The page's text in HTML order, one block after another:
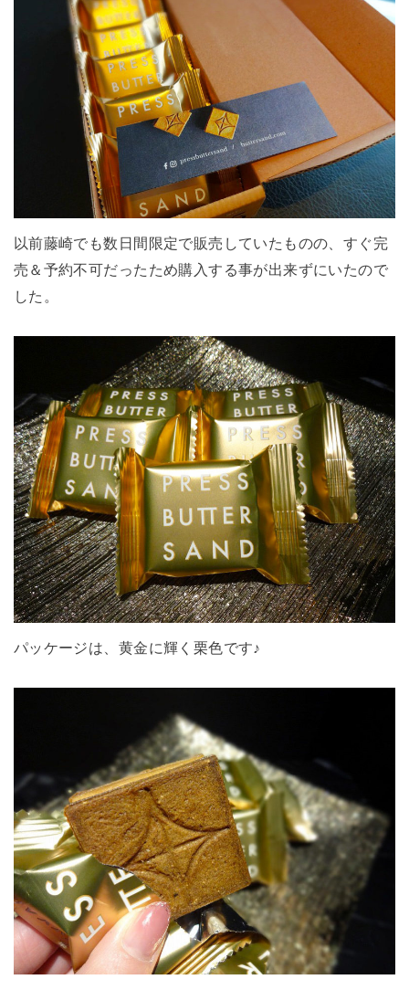
以前藤崎でも数日間限定で販売していたものの、すぐ完
売＆予約不可だったため購入する事が出来ずにいたので
した。
パッケージは、黄金に輝く栗色です♪